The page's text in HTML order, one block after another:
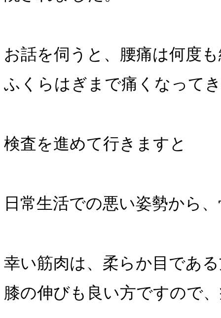
お話を伺うと、腰痛は何度
ふくらはぎまで痛くなって
検査を進めて行きますと
日常生活での悪い姿勢から
幸い筋肉は、柔らか目であ
膝の伸びも良い方ですので